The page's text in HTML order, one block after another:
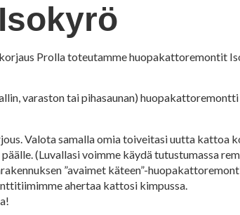
Prolla toteutamme huopakattoremontit
varaston tai pihasaunan)
Valota samalla omia toiveitasi uutta kattoa
(Luvallasi voimme käydä tutustumassa
”avaimet käteen”-
ahertaa kattosi kimpussa.